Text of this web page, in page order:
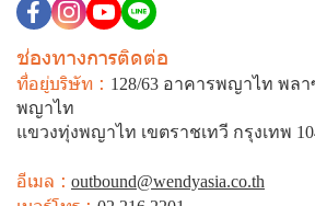
ช่องทางการติดต่อ
ที่อยู่บริษัท : 128/63 อาคารพญาไท พล
พญาไท
แขวงทุ่งพญาไท เขตราชเทวี กรุงเทพ
อีเมล : outbound@wendyasia.co.th